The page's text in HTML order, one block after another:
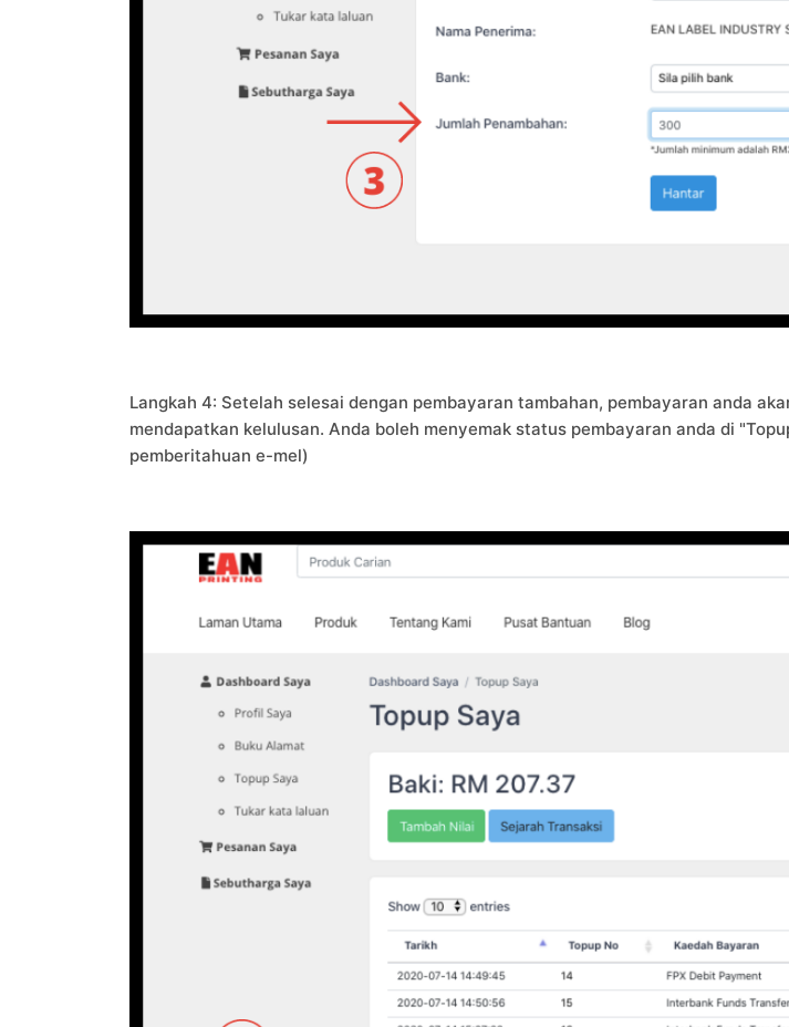
Langkah 4: Setelah selesai dengan pembayaran tambahan, pembayaran anda
mendapatkan kelulusan. Anda boleh menyemak status pembayaran anda di
pemberitahuan e-mel)